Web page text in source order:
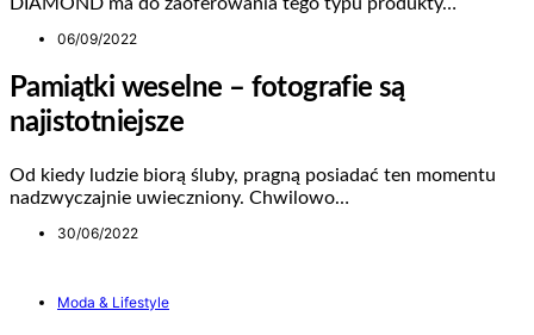
06/09/2022
Pamiątki weselne – fotografie są
najistotniejsze
Od kiedy ludzie biorą śluby, pragną posiadać ten momentu
nadzwyczajnie uwieczniony. Chwilowo…
30/06/2022
Moda & Lifestyle